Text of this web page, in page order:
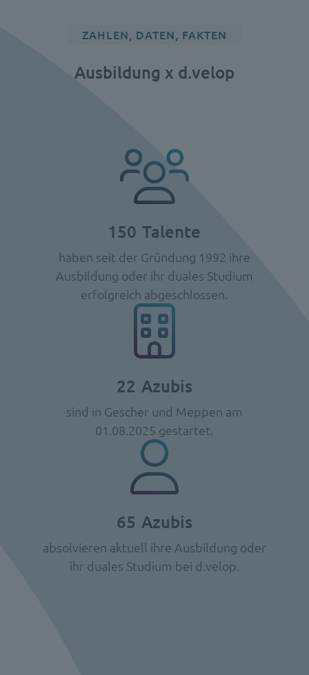
ZAHLEN, DATEN, FAKTEN
Ausbildung x d.velop
150 Talente
haben seit der Gründung 1992 ihre
Ausbildung oder ihr duales Studium
erfolgreich abgeschlossen.
22 Azubis
sind in Gescher und Meppen am
01.08.2025 gestartet.
65 Azubis
absolvieren aktuell ihre Ausbildung oder
ihr duales Studium bei d.velop.